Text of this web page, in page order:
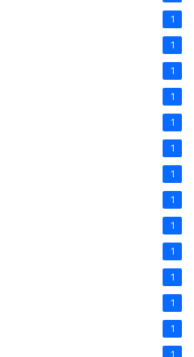
1
1
1
1
1
1
1
1
1
1
1
1
1
1